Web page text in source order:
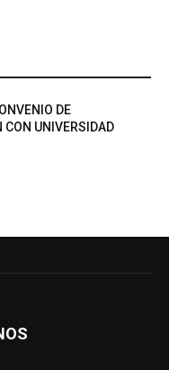
DE
CON UNIVERSIDAD